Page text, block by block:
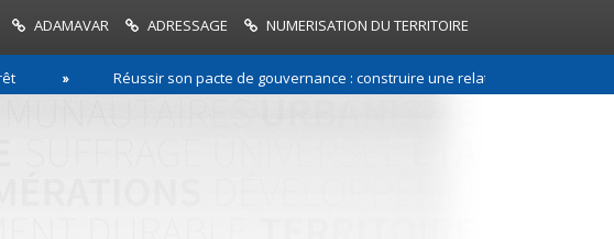
ADAMAVAR ADRESSAGE NUMERISATION DU TERRITOIRE
Réussir son pacte de gouvernance : construire une relation de confiance